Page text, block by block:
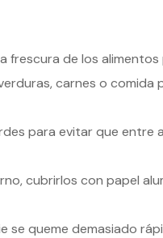
frescura de los
carnes o comida
para evitar que entre
cubrirlos con papel
se queme demasiado